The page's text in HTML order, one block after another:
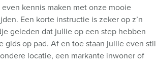
kennis maken met onze mooie
Een korte instructie is zeker op z’n
geleden dat jullie op een step hebben
gids op pad. Af en toe staan jullie even stil
locatie, een markante inwoner of